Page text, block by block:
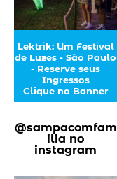
Lektrik: Um Festival
de Luzes - São Paulo
- Reserve seus
Ingressos
Clique no Banner
@sampacomfam
ilia no
instagram